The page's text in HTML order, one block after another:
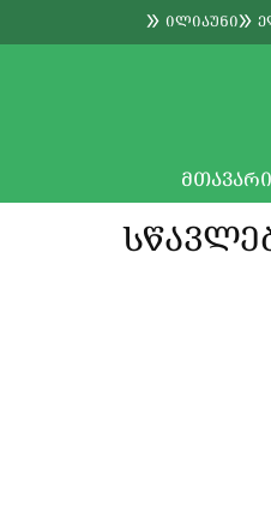
ᲘᲚᲘᲐᲣᲜᲘ
ᲛᲗᲐᲕᲐᲠᲘ